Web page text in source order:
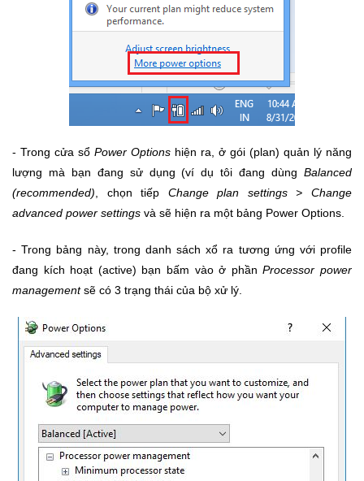
- Trong cửa sổ Power Options hiện ra, ở gói (plan) quản lý năng
lượng mà bạn đang sử dụng (ví dụ tôi đang dùng Balanced
(recommended) , chọn tiếp Change plan settings > Change
advanced power settings và sẽ hiện ra một bảng Power Options.
- Trong bảng này, trong danh sách xổ ra tương ứng với profile
đang kích hoạt (active) bạn bấm vào ở phầnProcessor power
managementsẽ có 3 trạng thái của bộ xử lý.